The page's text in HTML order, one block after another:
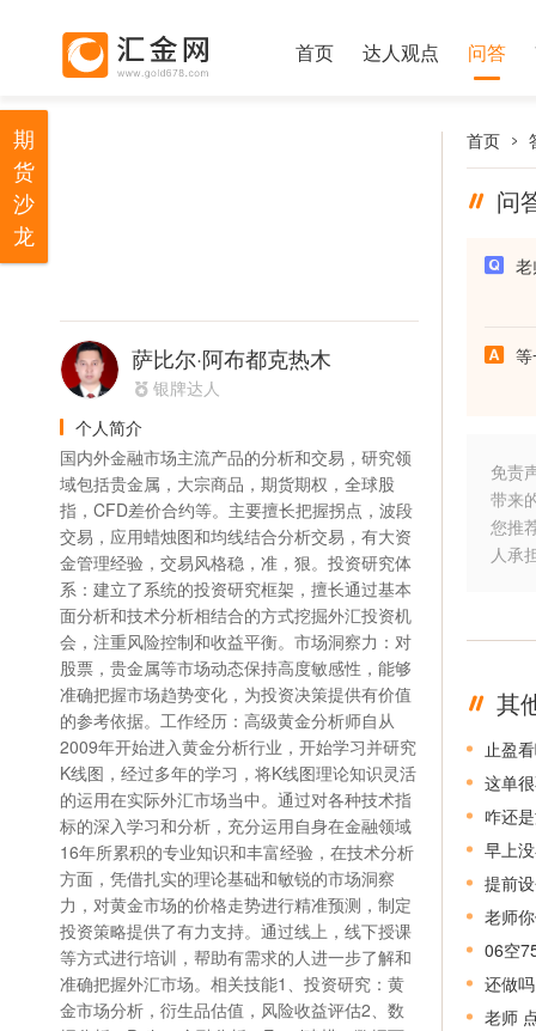
首页 达人观点 问答
萨比尔·阿布都克热木
银牌达人
个人简介
国内外金融市场主流产品的分析和交易，研究领
域包括贵金属，大宗商品，期货期权，全球股
指，CFD差价合约等。主要擅长把握拐点，波段
交易，应用蜡烛图和均线结合分析交易，有大资
金管理经验，交易风格稳，准，狠。投资研究体
系：建立了系统的投资研究框架，擅长通过基本
面分析和技术分析相结合的方式挖掘外汇投资机
会，注重风险控制和收益平衡。市场洞察力：对
股票，贵金属等市场动态保持高度敏感性，能够
准确把握市场趋势变化，为投资决策提供有价值
的参考依据。工作经历：高级黄金分析师自从
2009年开始进入黄金分析行业，开始学习并研究
K线图，经过多年的学习，将K线图理论知识灵活
的运用在实际外汇市场当中。通过对各种技术指
标的深入学习和分析，充分运用自身在金融领域
16年所累积的专业知识和丰富经验，在技术分析
方面，凭借扎实的理论基础和敏锐的市场洞察
力，对黄金市场的价格走势进行精准预测，制定
投资策略提供了有力支持。通过线上，线下授课
等方式进行培训，帮助有需求的人进一步了解和
准确把握外汇市场。相关技能1、投资研究：黄
金市场分析，衍生品估值，风险收益评估2、数
首页
问
免责
带来
您推
人承
其
止盈
这单
咋还
早上
提前
老师
06空
还做吗
老师
期
货
沙
龙